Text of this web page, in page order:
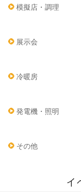
模擬店・調理
展示会
冷暖房
発電機・照明
その他
イ